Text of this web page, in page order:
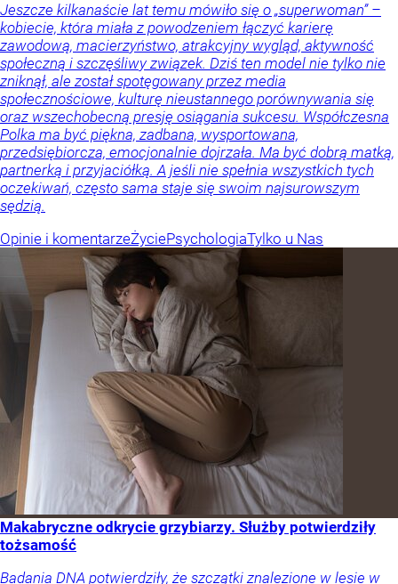
Jeszcze kilkanaście lat temu mówiło się o „superwoman” –
kobiecie, która miała z powodzeniem łączyć karierę
zawodową, macierzyństwo, atrakcyjny wygląd, aktywność
społeczną i szczęśliwy związek. Dziś ten model nie tylko nie
zniknął, ale został spotęgowany przez media
społecznościowe, kulturę nieustannego porównywania się
oraz wszechobecną presję osiągania sukcesu. Współczesna
Polka ma być piękna, zadbana, wysportowana,
przedsiębiorcza, emocjonalnie dojrzała. Ma być dobrą matką,
partnerką i przyjaciółką. A jeśli nie spełnia wszystkich tych
oczekiwań, często sama staje się swoim najsurowszym
sędzią.
Opinie i komentarzeŻyciePsychologiaTylko u Nas
Makabryczne odkrycie grzybiarzy. Służby potwierdziły
tożsamość
Badania DNA potwierdziły, że szczątki znalezione w lesie w